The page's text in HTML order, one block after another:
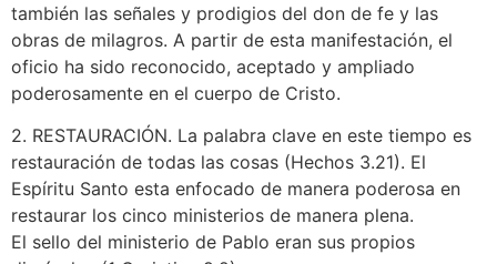
también las señales y prodigios del don de fe y las
obras de milagros. A partir de esta manifestación, el
oficio ha sido reconocido, aceptado y ampliado
poderosamente en el cuerpo de Cristo.
2. RESTAURACIÓN. La palabra clave en este tiempo es
restauración de todas las cosas (Hechos 3.21). El
Espíritu Santo esta enfocado de manera poderosa en
restaurar los cinco ministerios de manera plena.
El sello del ministerio de Pablo eran sus propios